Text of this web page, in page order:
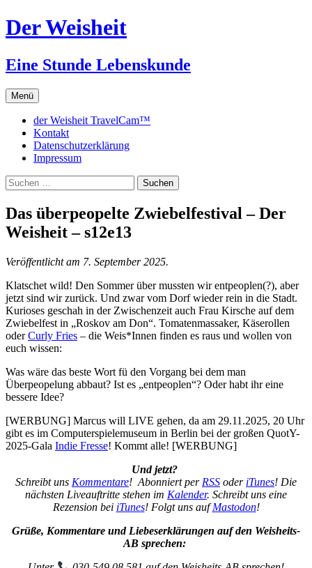
Zum
Inhalt
Der Weisheit
Eine Stunde Lebenskunde
Menü
der Weisheit TravelCam™
Kontakt
Datenschutzerklärung
Impressum
Suchen
nach:
Das überpeopelte Zwiebelfestival – Der
Weisheit – s12e13
Veröffentlicht am 7. September 2025.
Klatschet wild! Den Sommer über mussten wir entpeoplen(?), aber
jetzt sind wir zurück. Und zwar vom Dorf wieder rein in die Stadt.
Kurioses geschah in der Zwischenzeit auch Frau Kirsche auf dem
Zwiebelfest in „Roskov am Don“. Tomatenmassaker, Käserollen
oderCurly Fries – die Weis*Innen finden es raus und wollen von
euch wissen:
Was wäre das beste Wort fü den Vorgang bei dem man
Überpeopelung abbaut? Ist es „entpeoplen“? Oder habt ihr eine
bessere Idee?
[WERBUNG] Marcus will LIVE gehen, da am 29.11.2025, 20 Uhr
gibt es im Computerspielemuseum in Berlin bei der großen QuotY-
2025-Gala Indie Fresse! Kommt alle! [WERBUNG]
Und jetzt?
Schreibt uns Kommentare! Abonniert per RSS oder iTunes! Die
nächsten Liveauftritte stehen im Kalender. Schreibt uns eine
Rezension bei iTunes! Folgt uns aufMastodon!
Grüße, Kommentare und Liebeserklärungen auf den Weisheits-
AB sprechen: